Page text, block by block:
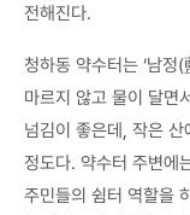
전해진다.
청하동 약수터는 ‘남정
마르지 않고 물이 달면
넘김이 좋은데, 작은
정도다. 약수터 주변에
주민들의 쉼터 역할을